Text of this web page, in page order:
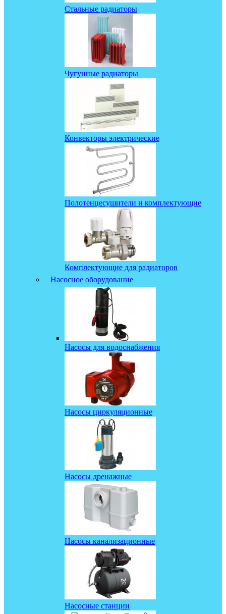
Стальные радиаторы
Чугунные радиаторы
Конвекторы электрические
Полотенцесушители и комплектующие
Комплектующие для радиаторов
Насосное оборудование
Насосы для водоснабжения
Насосы циркуляционные
Насосы дренажные
Насосы канализационные
Насосные станции